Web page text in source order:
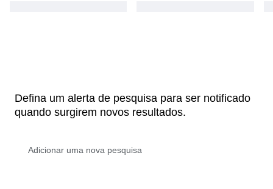
Defina um alerta de pesquisa para ser notificado
quando surgirem novos resultados.